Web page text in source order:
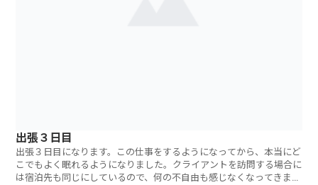
出張３日目
出張３日目になります。この仕事をするようになってから、本当にど
こでもよく眠れるようになりました。クライアントを訪問する場合に
は宿泊先も同じにしているので、何の不自由も感じなくなってきまし